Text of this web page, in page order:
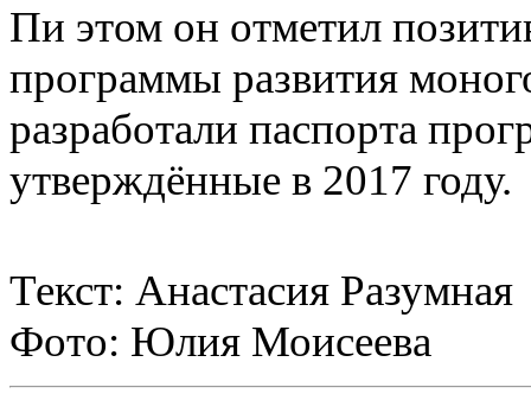
Пи этом он отметил
программы развития
разработали паспорта
утверждённые в 2017 году.
Текст: Анастасия Разумная
Фото: Юлия Моисеева